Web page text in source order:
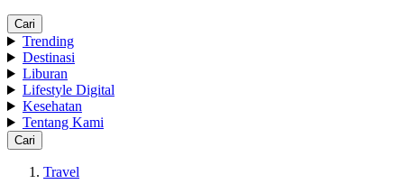
Cari
Trending
Destinasi
Liburan
Lifestyle Digital
Kesehatan
Tentang Kami
Cari
Travel